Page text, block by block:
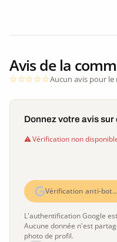
Avis de la
Aucun avis pour
Donnez votre avis
Vérification non
Vérification anti-bot…
L'authentification Google
Aucune donnée n'est
photo de profil.